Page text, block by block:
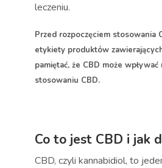
leczeniu.
Przed rozpoczęciem stosowania
etykiety produktów
pamiętać, że CBD może
stosowaniu CBD.
Co to jest CBD i jak
CBD, czyli kannabidiol, to